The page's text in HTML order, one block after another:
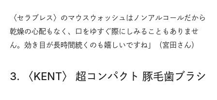
〈セラブレス〉のマウスウォッシュはノンアルコールだから
乾燥の心配もなく、口をゆすぐ際にしみることもありませ
ん。効き目が長時間続くのも嬉しいですね」（宮田さん）
3. 〈KENT〉 超コンパクト 豚毛歯ブラシ